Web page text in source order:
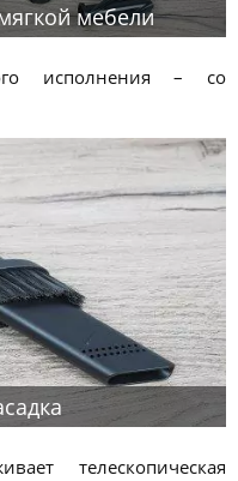
мебели
исполнения – со
телескопическая